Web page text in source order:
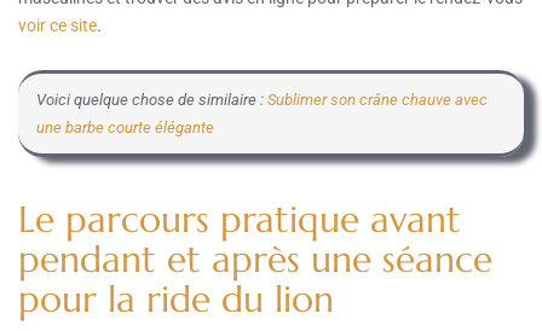
voir ce site.
Voici quelque chose de similaire : Sublimer son crâne chauve avec
une barbe courte élégante
Le parcours pratique avant
pendant et après une séance
pour la ride du lion